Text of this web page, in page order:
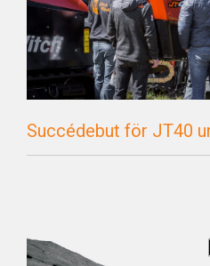
Succédebut för JT40